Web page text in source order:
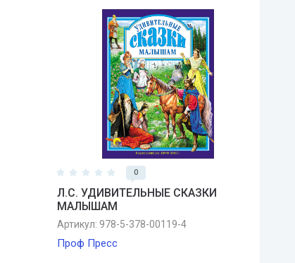
0
Л.С. УДИВИТЕЛЬНЫЕ СКАЗКИ
МАЛЫШАМ
Артикул: 978-5-378-00119-4
Проф Пресс